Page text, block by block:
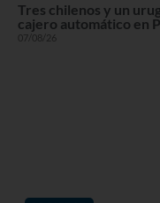
Tres chilenos y un
cajero automático en
07/08/26